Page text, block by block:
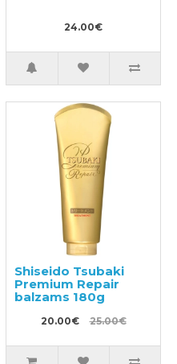
24.00€
Shiseido Tsubaki
Premium Repair
balzams 180g
20.00€ 25.00€